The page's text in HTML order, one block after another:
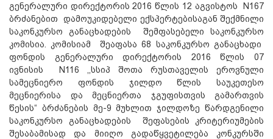
გენერალური დირექტორის 2016 წლის 12 აგვისტოს N167
ბრძანებით დამოუკიდებელი ექსპერტებისაგან შექმნილი
საკონკურსო განაცხადების შემფასებელი საკონკურსო
კომისია. კომისიამ შეაფასა 68 საკონკურსო განაცხადი
ფონდის გენერალური დირექტორის 2016 წლის 07
ივნისის N116 ,,სსიპ შოთა რუსთაველის ეროვნული
სამეცნიერო ფონდის ჯილდო წლის საუკეთესო
მეცნიერისა და მეცნიერთა ჯგუფისთვის გამართვის
წესის“ ბრძანების მე-9 მუხლით ჯილდოზე წარდგენილი
საკონკურსო განაცხადების შეფასების კრიტერიუმების
შესაბამისად და მიიღო გადაწყვეტილება კონკურსში